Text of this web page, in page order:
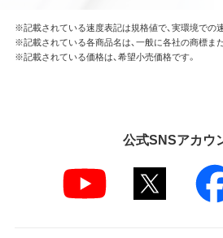
※記載されている速度表記は規格値で、実環境での
※記載されている各商品名は、一般に各社の商標ま
※記載されている価格は、希望小売価格です。
公式SNSアカウ